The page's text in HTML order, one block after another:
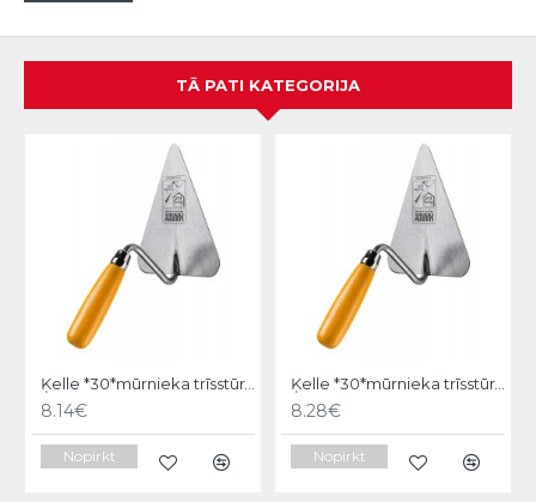
TĀ PATI KATEGORIJA
Ķelle *30*mūrnieka trīsstūra 18cm, Hardy
8.14€
Nopirkt
Ķelle *30*mūrnieka trīsstūra 20cm, Hardy
8.28€
Nopirkt